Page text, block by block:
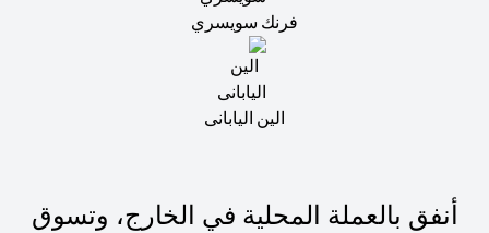
فرنك سويسري
الين اليابانى
أنفق بالعملة المحلية في الخارج، وتسوق